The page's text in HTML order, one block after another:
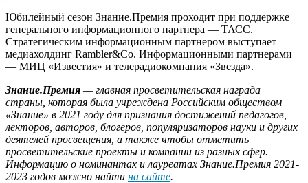
Юбилейный сезон Знание.Премия проходит при поддержке
генерального информационного партнера — ТАСС.
Стратегическим информационным партнером выступает
медиахолдинг Rambler&Co. Информационными партнерами
— МИЦ «Известия» и телерадиокомпания «Звезда».
Знание.Премия — главная просветительская награда
страны, которая была учреждена Российским обществом
«Знание» в 2021 году для признания достижений педагогов,
лекторов, авторов, блогеров, популяризаторов науки и других
деятелей просвещения, а также чтобы отметить
просветительские проекты и компании из разных сфер.
Информацию о номинантах и лауреатах Знание.Премия 2021-
2023 годов можно найти на сайте.